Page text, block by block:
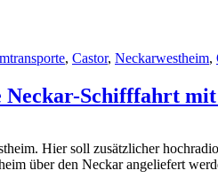
, Castor, Neckarwestheim,
Schifffahrt
Hier soll zusätzlicher
über den Neckar angeliefert